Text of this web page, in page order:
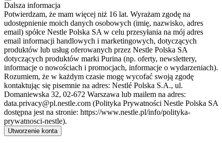
Dalsza informacja
Potwierdzam, że mam więcej niż 16 lat. Wyrażam zgodę na
udostępnienie moich danych osobowych (imię, nazwisko, adres
email) spółce Nestle Polska SA w celu przesyłania na mój adres
email informacji handlowych i marketingowych, dotyczących
produktów lub usług oferowanych przez Nestle Polska SA
dotyczących produktów marki Purina (np. oferty, newslettery,
informacje o nowościach i promocjach, informacje o wydarzeniach).
Rozumiem, że w każdym czasie mogę wycofać swoją zgodę
kontaktując się pisemnie na adres: Nestlé Polska S.A., ul.
Domaniewska 32, 02-672 Warszawa lub mailem na adres:
data.privacy@pl.nestle.com (Polityka Prywatności Nestle Polska SA
dostępna jest na stronie: https://www.nestle.pl/info/polityka-
prywatnosci-nestle).
Utworzenie konta